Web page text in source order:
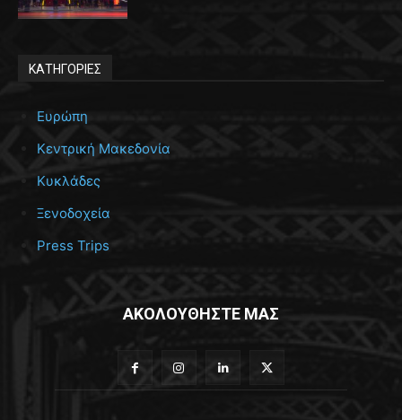
ΚΑΤΗΓΟΡΙΕΣ
Ευρώπη
Κεντρική Μακεδονία
Κυκλάδες
Ξενοδοχεία
Press Trips
ΑΚΟΛΟΥΘΗΣΤΕ ΜΑΣ